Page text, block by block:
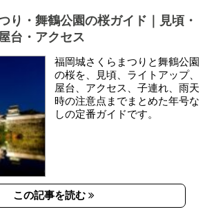
り・舞鶴公園の桜ガイド｜見頃・
台・アクセス
福岡城さくらまつりと舞鶴公園
の桜を、見頃、ライトアップ、
屋台、アクセス、子連れ、雨天
時の注意点までまとめた年号な
しの定番ガイドです。
この記事を読む